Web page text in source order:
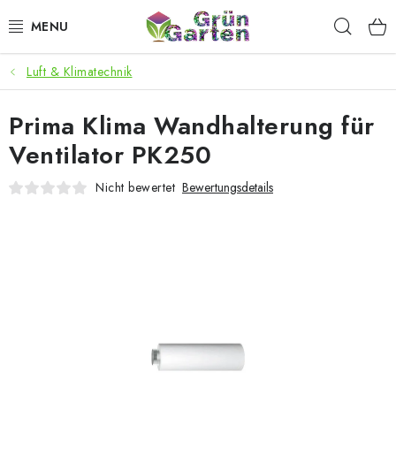
Inhalt
ANGEBOTE
LED PFLANZENLAMPEN
ANBAUBEDARF FÜR DEN HEIMANBAU
Kaufberatung AGB
Luft & Klimatechnik
Prima Klima Wandhalterung für
Ventilator PK250
Nicht bewertet Bewertungsdetails